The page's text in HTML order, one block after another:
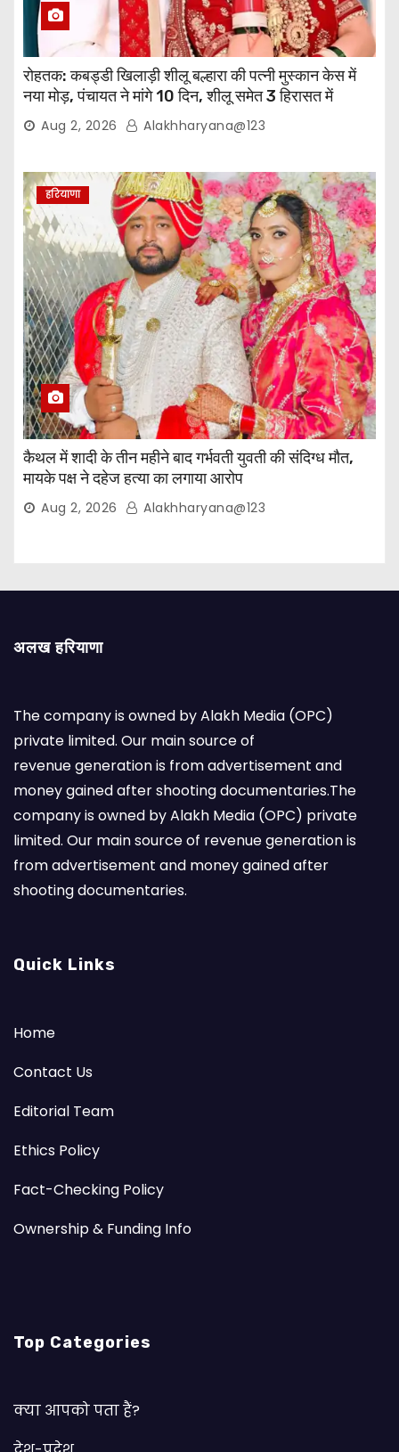
रोहतक: कबड्डी खिलाड़ी शीलू बल्हारा की पत्नी मुस्कान केस में
नया मोड़, पंचायत ने मांगे 10 दिन, शीलू समेत 3 हिरासत में
Aug 2, 2026 Alakhharyana@123
हरियाणा
कैथल में शादी के तीन महीने बाद गर्भवती युवती की संदिग्ध मौत,
मायके पक्ष ने दहेज हत्या का लगाया आरोप
Aug 2, 2026 Alakhharyana@123
अलख हरियाणा
The company is owned by Alakh Media (OPC)
private limited. Our main source of
revenue generation is from advertisement and
money gained after shooting documentaries.The
company is owned by Alakh Media (OPC) private
limited. Our main source of revenue generation is
from advertisement and money gained after
shooting documentaries.
Quick Links
Home
Contact Us
Editorial Team
Ethics Policy
Fact-Checking Policy
Ownership & Funding Info
Top Categories
क्या आपको पता हैं?